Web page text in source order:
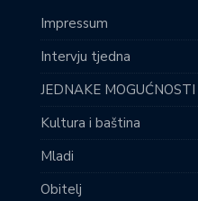
Impressum
Intervju tjedna
JEDNAKE MOGUĆNOSTI
Kultura i baština
Mladi
Obitelj